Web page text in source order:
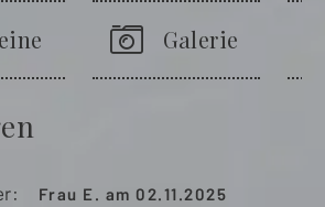
Galerie
Frau E. am 02.11.2025